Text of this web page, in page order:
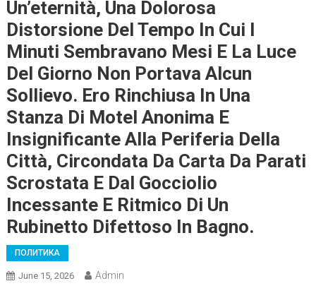
Un’eternità, Una Dolorosa
Distorsione Del Tempo In Cui I
Minuti Sembravano Mesi E La Luce
Del Giorno Non Portava Alcun
Sollievo. Ero Rinchiusa In Una
Stanza Di Motel Anonima E
Insignificante Alla Periferia Della
Città, Circondata Da Carta Da Parati
Scrostata E Dal Gocciolio
Incessante E Ritmico Di Un
Rubinetto Difettoso In Bagno.
ПОЛИТИКА
June 15, 2026 Admin